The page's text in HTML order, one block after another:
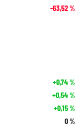
-63,52%
+0,74%
+0,54%
+0,15%
0%